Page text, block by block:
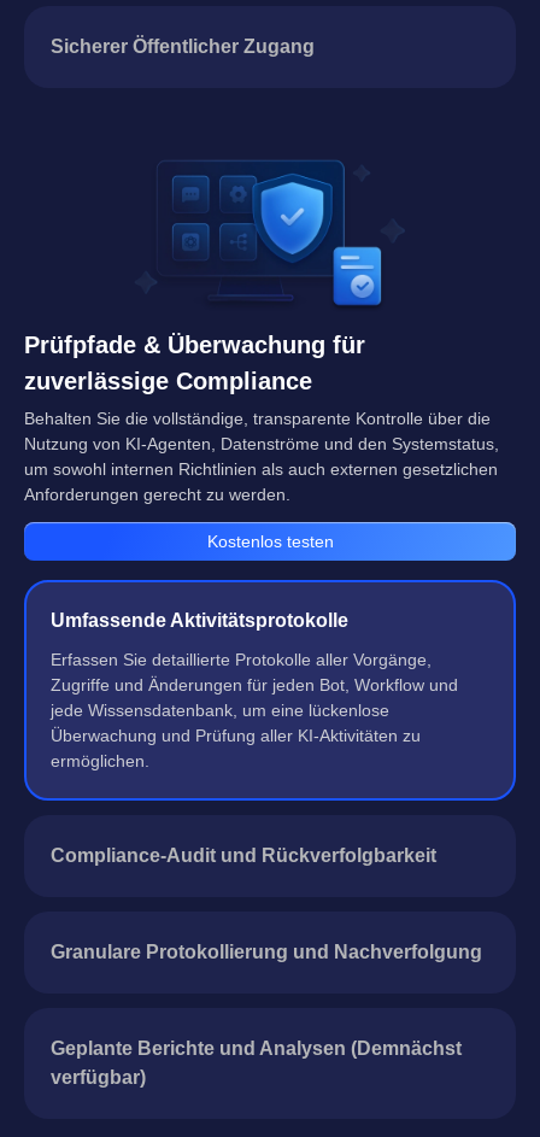
Sicherer Öffentlicher Zugang
Prüfpfade & Überwachung für
zuverlässige Compliance
Behalten Sie die vollständige, transparente Kontrolle über die
Nutzung von KI-Agenten, Datenströme und den Systemstatus,
um sowohl internen Richtlinien als auch externen gesetzlichen
Anforderungen gerecht zu werden.
Kostenlos testen
Umfassende Aktivitätsprotokolle
Erfassen Sie detaillierte Protokolle aller Vorgänge,
Zugriffe und Änderungen für jeden Bot, Workflow und
jede Wissensdatenbank, um eine lückenlose
Überwachung und Prüfung aller KI-Aktivitäten zu
ermöglichen.
Compliance-Audit und Rückverfolgbarkeit
Granulare Protokollierung und Nachverfolgung
Geplante Berichte und Analysen (Demnächst
verfügbar)